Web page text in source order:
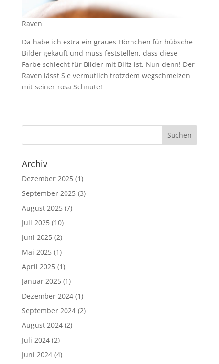
Raven
Da habe ich extra ein graues Hörnchen für hübsche
Bilder gekauft und muss feststellen, dass diese
Farbe schlecht für Bilder mit Blitz ist, Nun denn! Der
Raven lässt Sie vermutlich trotzdem wegschmelzen
mit seiner rosa Schnute!
Archiv
Dezember 2025(1)
September 2025(3)
August 2025(7)
Juli 2025(10)
Juni 2025(2)
Mai 2025(1)
April 2025(1)
Januar 2025(1)
Dezember 2024(1)
September 2024(2)
August 2024(2)
Juli 2024(2)
Juni 2024(4)